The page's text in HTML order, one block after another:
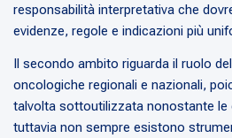
responsabilità interpretativa che
evidenze, regole e indicazioni più
Il secondo ambito riguarda il ruolo
oncologiche regionali e nazionali,
talvolta sottoutilizzata nonostante le
tuttavia non sempre esistono